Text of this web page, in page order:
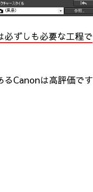
ずしも必要な工程で
るCanonは高評価です